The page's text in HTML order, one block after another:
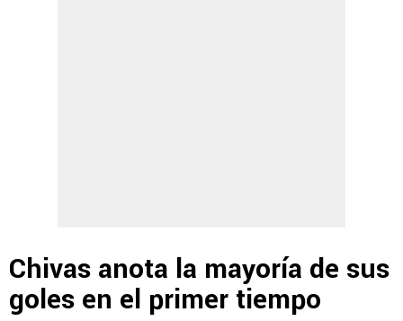
Chivas anota la mayoría de sus
goles en el primer tiempo